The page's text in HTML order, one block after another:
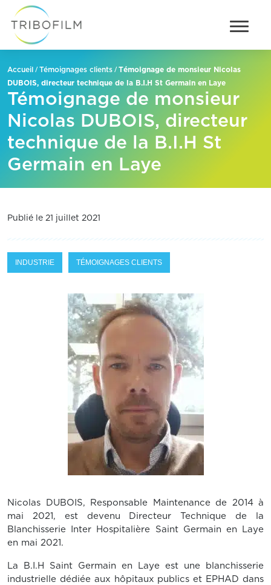
Accueil /Témoignages clients /Témoignage de monsieur Nicolas
DUBOIS, directeur technique de la B.I.H St Germain en Laye
Témoignage de monsieur
Nicolas DUBOIS, directeur
technique de la B.I.H St
Germain en Laye
Publié le 21 juillet 2021
INDUSTRIE TÉMOIGNAGES CLIENTS
Nicolas DUBOIS, Responsable Maintenance de 2014 à
mai 2021, est devenu Directeur Technique de la
Blanchisserie Inter Hospitalière Saint Germain en Laye
en mai 2021.
La B.I.H Saint Germain en Laye est une blanchisserie
industrielle dédiée aux hôpitaux publics et EPHAD dans